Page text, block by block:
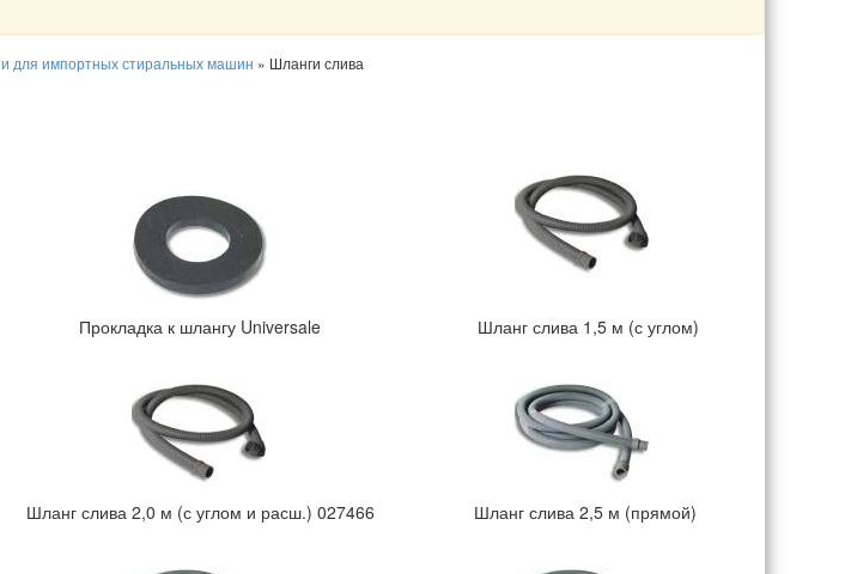
для импортных стиральных машин » Шланги слива
Прокладка к шлангу Universale Шланг слива 1,5 м (с углом)
Шланг слива 2,0 м (с углом и расш.) 027466 Шланг слива 2,5 м (прямой)